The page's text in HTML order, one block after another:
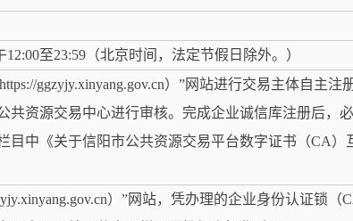
至23:59（北京时间，法定节假日除外。）
ggzyjy.xinyang.gov.cn）”网站进行交易主体自主注
资源交易中心进行审核。完成企业诚信库注册后，
中《关于信阳市公共资源交易平台数字证书（CA）
）”网站，凭办理的企业身份认证锁（